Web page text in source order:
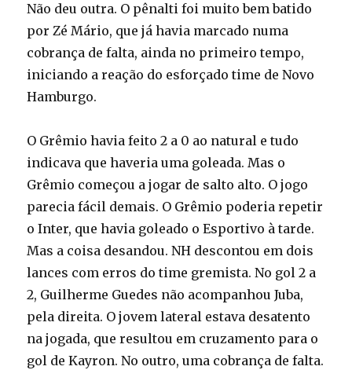
Não deu outra. O pênalti foi muito bem batido
por Zé Mário, que já havia marcado numa
cobrança de falta, ainda no primeiro tempo,
iniciando a reação do esforçado time de Novo
Hamburgo.
O Grêmio havia feito 2 a 0 ao natural e tudo
indicava que haveria uma goleada. Mas o
Grêmio começou a jogar de salto alto. O jogo
parecia fácil demais. O Grêmio poderia repetir
o Inter, que havia goleado o Esportivo à tarde.
Mas a coisa desandou. NH descontou em dois
lances com erros do time gremista. No gol 2 a
2, Guilherme Guedes não acompanhou Juba,
pela direita. O jovem lateral estava desatento
na jogada, que resultou em cruzamento para o
gol de Kayron. No outro, uma cobrança de falta.